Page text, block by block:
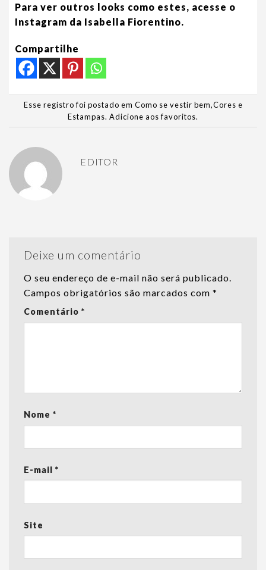
Para ver outros looks como estes, acesse o
Instagram da Isabella Fiorentino.
Compartilhe
Esse registro foi postado em Como se vestir bem,Cores e
Estampas. Adicione aos favoritos.
EDITOR
Deixe um comentário
O seu endereço de e-mail não será publicado.
Campos obrigatórios são marcados com *
Comentário *
Nome *
E-mail *
Site